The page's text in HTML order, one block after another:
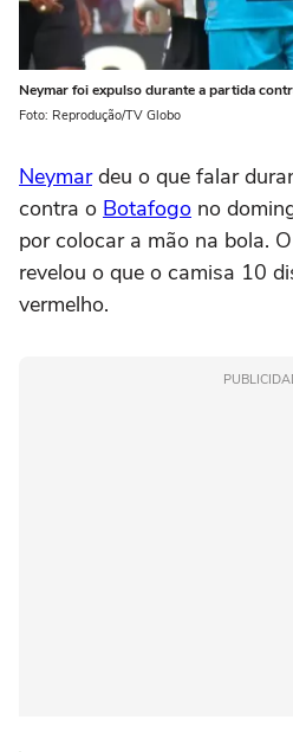
Neymar foi expulso durante a partida
Foto: Reprodução/TV Globo
Neymardeu o que falar
contra o Botafogo no
por colocar a mão na bola.
revelou o que o camisa 10
vermelho.